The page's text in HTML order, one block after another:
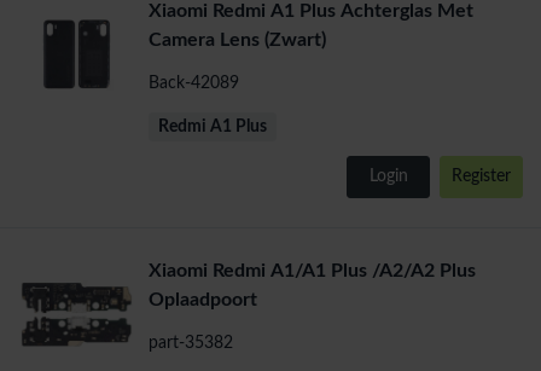
Xiaomi Redmi A1 Plus Achterglas Met
Camera Lens (Zwart)
Back-42089
Redmi A1 Plus
Login Register
Xiaomi Redmi A1/A1 Plus /A2/A2 Plus
Oplaadpoort
part-35382